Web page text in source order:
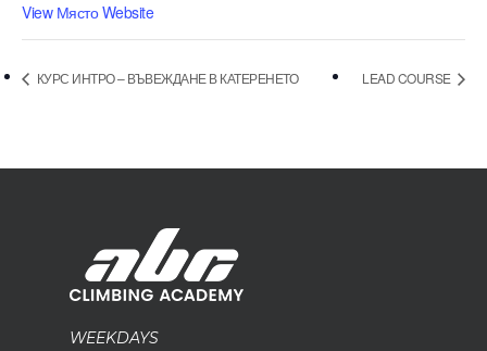
View Място Website
КУРС ИНТРО – ВЪВЕЖДАНЕ В КАТЕРЕНЕТО LEAD COURSE
WEEKDAYS